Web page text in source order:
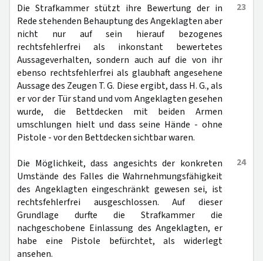
23
Die Strafkammer stützt ihre Bewertung der in
Rede stehenden Behauptung des Angeklagten aber
nicht nur auf sein hierauf bezogenes
rechtsfehlerfrei als inkonstant bewertetes
Aussageverhalten, sondern auch auf die von ihr
ebenso rechtsfehlerfrei als glaubhaft angesehene
Aussage des Zeugen T. G. Diese ergibt, dass H. G., als
er vor der Tür stand und vom Angeklagten gesehen
wurde, die Bettdecken mit beiden Armen
umschlungen hielt und dass seine Hände - ohne
Pistole - vor den Bettdecken sichtbar waren.
24
Die Möglichkeit, dass angesichts der konkreten
Umstände des Falles die Wahrnehmungsfähigkeit
des Angeklagten eingeschränkt gewesen sei, ist
rechtsfehlerfrei ausgeschlossen. Auf dieser
Grundlage durfte die Strafkammer die
nachgeschobene Einlassung des Angeklagten, er
habe eine Pistole befürchtet, als widerlegt
ansehen.